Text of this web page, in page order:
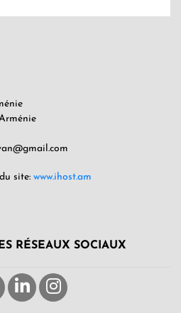
site: www.ihost.am
RÉSEAUX SOCIAUX